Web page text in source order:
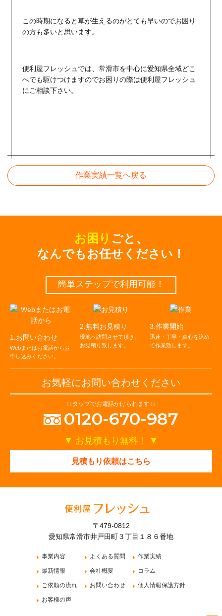
この時期になると草が生えるのがとても早いのでお困り
の方も多いと思います。
便利屋フレッシュでは、常滑市を中心に愛知県全域どこ
へでも駆けつけますのでお困りの際は便利屋フレッシュ
にご相談下さい。
作業実績一覧へ戻る
お困り ごと、
なんでもお任せください！
簡単ステップで利⽤可能！
1.お問い合わせ
Webまたはお電話からお
申し込みください。
2.無料お見積り
現地へ訪問させて頂き、
お⾒積り致します。
3.作業開始
迅速・丁寧・真心を込め
て作業致します。
お気軽にお問い合わせください
↓↓タップでお電話かけられます↓↓
0120-670-987
お見積もり無料！
見積もり依頼はこちら
〒479-0812
愛知県常滑市井戸田町３丁目１８６番地
事業内容
最新情報
ご依頼の流れ
お客様の声
よくある質問
会社概要
お問い合わせ
作業実績
コラム
個人情報保護方針